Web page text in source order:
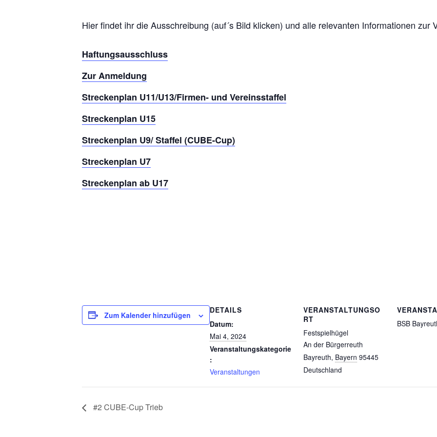
Hier findet ihr die Ausschreibung (auf´s Bild klicken) und alle relevanten Informationen zur
Haftungsausschluss
Zur Anmeldung
Streckenplan U11/U13/Firmen- und Vereinsstaffel
Streckenplan U15
Streckenplan U9/ Staffel (CUBE-Cup)
Streckenplan U7
Streckenplan ab U17
Zum Kalender hinzufügen
DETAILS
Datum:
Mai 4, 2024
Veranstaltungskategorie
:
Veranstaltungen
VERANSTALTUNGSO
RT
Festspielhügel
An der Bürgerreuth
Bayreuth, Bayern 95445
Deutschland
BSB
#2 CUBE-Cup Trieb